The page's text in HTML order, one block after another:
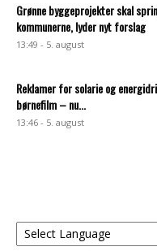
Grønne byggeprojekter skal
kommunerne, lyder nyt forslag
13:49 - 5. august
Reklamer for solarie og
børnefilm – nu...
13:46 - 5. august